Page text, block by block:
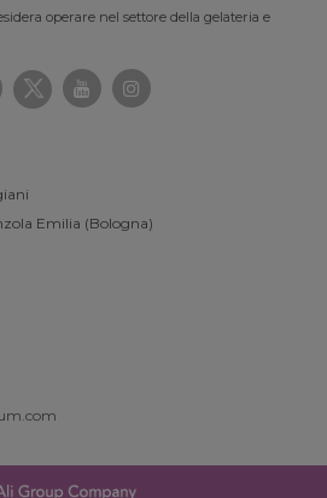
operare nel settore della gelateria e
Emilia (Bologna)